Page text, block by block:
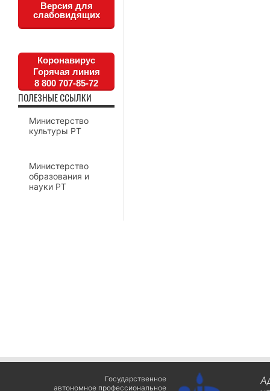
Версия для
слабовидящих
Коронавирус
Горячая линия
8 800 707-85-72
ПОЛЕЗНЫЕ ССЫЛКИ
Министерство
культуры РТ
Министерство
образования и
науки РТ
Государственное
автономное профессиональное